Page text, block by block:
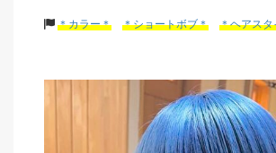
＊カラー＊ ＊ショートボブ＊ ＊ヘアスタ